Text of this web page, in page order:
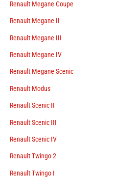
Renault Megane Coupe
Renault Megane II
Renault Megane III
Renault Megane IV
Renault Megane Scenic
Renault Modus
Renault Scenic II
Renault Scenic III
Renault Scenic IV
Renault Twingo 2
Renault Twingo I